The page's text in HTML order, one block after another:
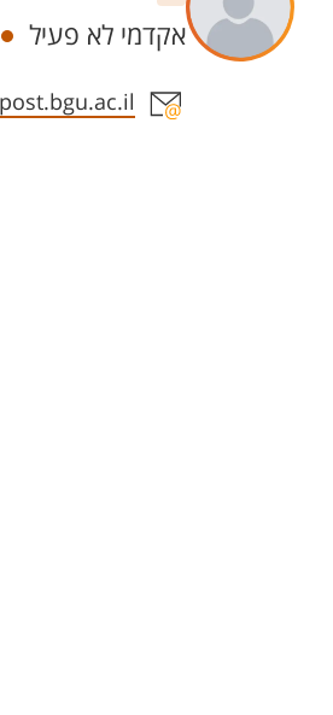
Departments
אקדמי לא פעיל
section